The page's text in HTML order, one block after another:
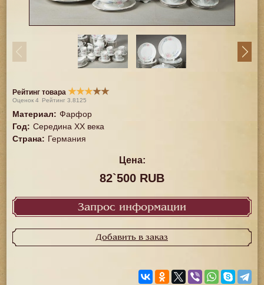
Рейтинг товара ★★★★★
Оценок4 Рейтинг3.8125
Материал: Фарфор
Год: Середина XX векa
Страна: Германия
Цена:
82`500 RUB
Запрос информации
Добавить в заказ